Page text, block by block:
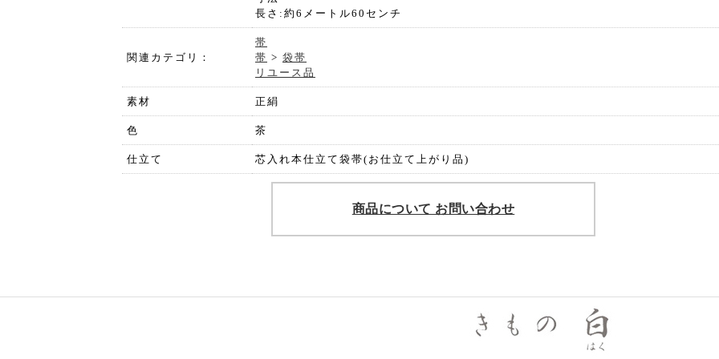
長さ:約6メートル60センチ
関連カテゴリ：
帯
帯 > 袋帯
リユース品
素材 正絹
色 茶
仕立て 芯入れ本仕立て袋帯(お仕立て上がり品)
商品について お問い合わせ